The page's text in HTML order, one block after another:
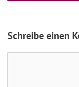
Schreibe einen